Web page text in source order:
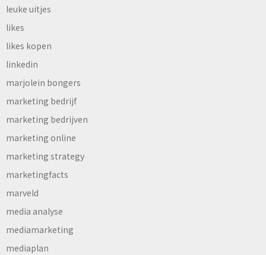
leuke uitjes
likes
likes kopen
linkedin
marjolein bongers
marketing bedrijf
marketing bedrijven
marketing online
marketing strategy
marketingfacts
marveld
media analyse
mediamarketing
mediaplan